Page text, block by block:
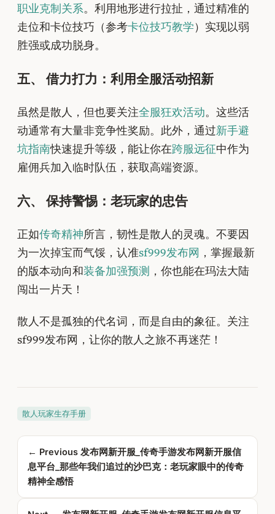
职业克制关系。利用地形进行拉扯，通过精准的
走位和卡位技巧（参考卡位技巧教学）实现以弱
胜强或成功脱身。
五、 借力打力：利用全服活动招新
虽然是散人，但也要关注全服狂欢活动。这些活
动通常有大量非竞争性奖励。此外，通过新手避
坑指南快速提升等级，能让你在跨服远征中作为
雇佣兵加入临时队伍，获取高端资源。
六、 保持警惕：老玩家的忠告
正如传奇精神所言，韧性是散人的灵魂。不要因
为一次掉宝而气馁，认准sf999发布网 ，掌握最新
的版本动向和装备加强预测 ，你也能在玛法大陆
闯出一片天！
散人不是孤独的代名词，而是自由的象征。关注
sf999发布网，让你的散人之旅不再迷茫！
散人玩家生存手册
← Previous 发布网新开服_传奇手游发布网新开服信
息平台_那些年我们追过的沙巴克：老玩家眼中的传奇
精神全感悟